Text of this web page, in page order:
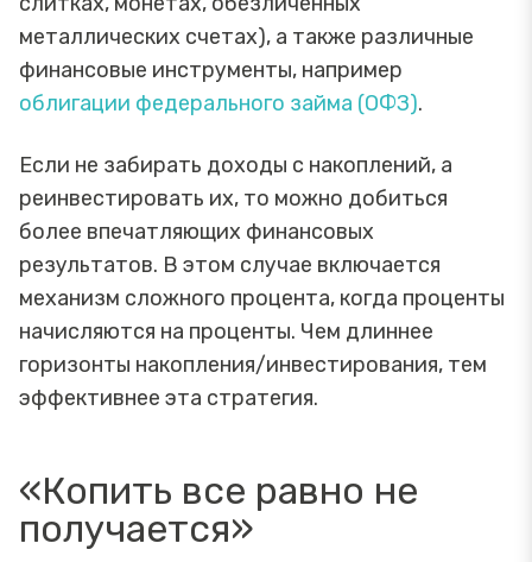
металлических счетах), а также различные
финансовые инструменты, например
облигации федерального займа (ОФЗ).
Если не забирать доходы с накоплений, а
реинвестировать их, то можно добиться
более впечатляющих финансовых
результатов. В этом случае включается
механизм сложного процента, когда проценты
начисляются на проценты. Чем длиннее
горизонты накопления/инвестирования, тем
эффективнее эта стратегия.
«Копить все равно не
получается»